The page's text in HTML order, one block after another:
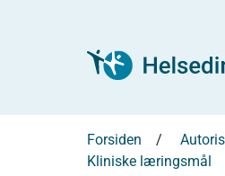
Forsiden
Kliniske læringsmål